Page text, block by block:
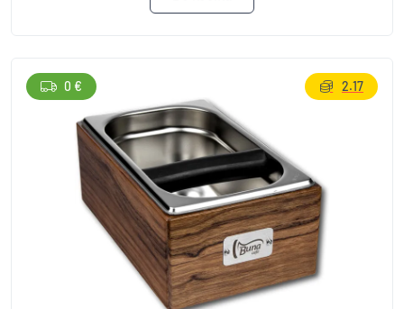
0 € 2.17